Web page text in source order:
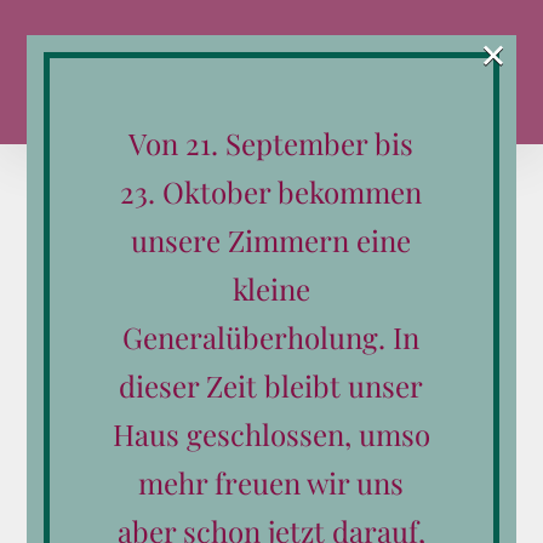
Inhalt
Standardsortierung
Zeige 36 Produkte
Von 21. September bis
23. Oktober bekommen
unsere Zimmern eine
kleine
Generalüberholung. In
dieser Zeit bleibt unser
Haus geschlossen, umso
mehr freuen wir uns
aber schon jetzt darauf,
×